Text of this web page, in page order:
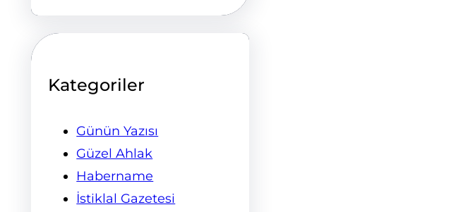
Kategoriler
Günün Yazısı
Güzel Ahlak
Habername
İstiklal Gazetesi